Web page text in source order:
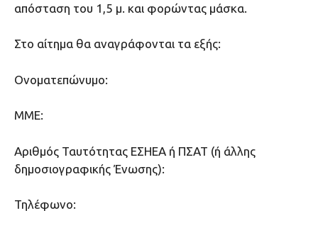
απόσταση του 1,5 μ. και φορώντας μάσκα.
Στο αίτημα θα αναγράφονται τα εξής:
Ονοματεπώνυμο:
ΜΜΕ:
Αριθμός Ταυτότητας ΕΣΗΕΑ ή ΠΣΑΤ (ή άλλης
δημοσιογραφικής Ένωσης):
Τηλέφωνο: